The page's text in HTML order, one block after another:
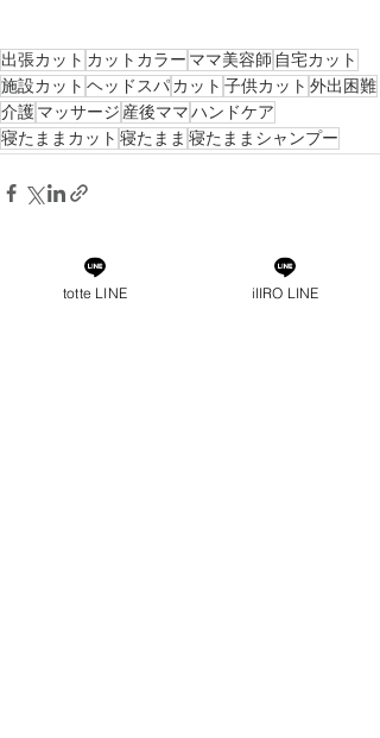
出張カット カットカラー ママ美容師 自宅カット
施設カット ヘッドスパカット 子供カット 外出困難
介護マッサージ 産後ママハンドケア
寝たままカット 寝たまま 寝たままシャンプー
最新記事totte LINE iIIRO LINE